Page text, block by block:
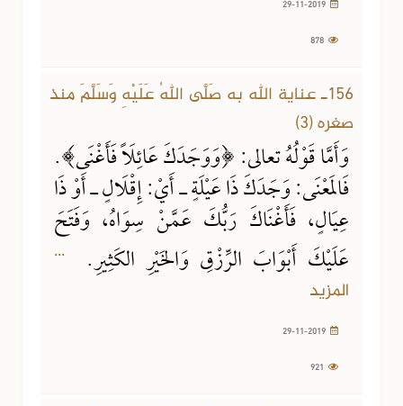
156ـ عناية الله به صَلَّى اللهُ عَلَيْهِ وَسَلَّمَ منذ
صغره (3)
وَأَمَّا قَوْلُهُ تعالى: ﴿وَوَجَدَكَ عَائِلَاً فَأَغْنَى﴾.
فَالمَعْنَى: وَجَدَكَ ذَا عَيْلَةٍ ـ أَيْ: إِقْلَالٍ ـ أَوْ ذَا
عِيَالٍ، فَأَغْنَاكَ رَبُّكَ عَمَّنْ سِوَاهُ، وَفَتَحَ
عَلَيْكَ أَبْوَابَ الرِّزْقِ وَالخَيْرِ الكَثِيرِ.
...
المزيد